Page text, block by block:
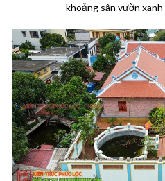
khoảng sân vườn